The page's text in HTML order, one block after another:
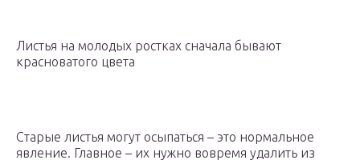
Листья на молодых ростках сначала бывают
красноватого цвета
Старые листья могут осыпаться – это нормальное
явление. Главное – их нужно вовремя удалить из